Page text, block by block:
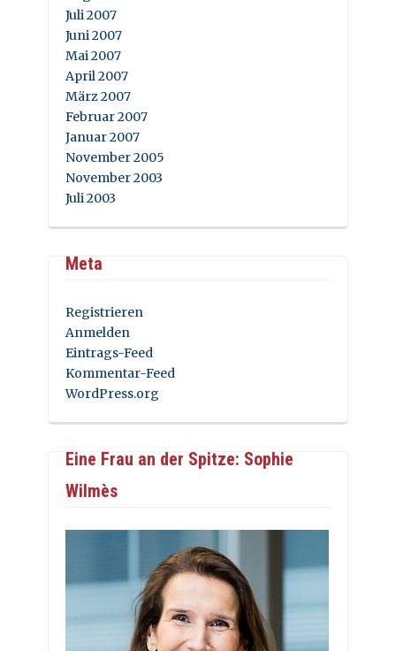
Juli 2007
Juni 2007
Mai 2007
April 2007
März 2007
Februar 2007
Januar 2007
November 2005
November 2003
Juli 2003
Meta
Registrieren
Anmelden
Eintrags-Feed
Kommentar-Feed
WordPress.org
Eine Frau an der Spitze: Sophie
Wilmès